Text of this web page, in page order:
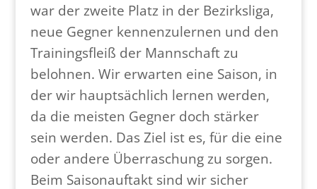
war der zweite Platz in der Bezirksliga,
neue Gegner kennenzulernen und den
Trainingsfleiß der Mannschaft zu
belohnen. Wir erwarten eine Saison, in
der wir hauptsächlich lernen werden,
da die meisten Gegner doch stärker
sein werden. Das Ziel ist es, für die eine
oder andere Überraschung zu sorgen.
Beim Saisonauftakt sind wir sicher